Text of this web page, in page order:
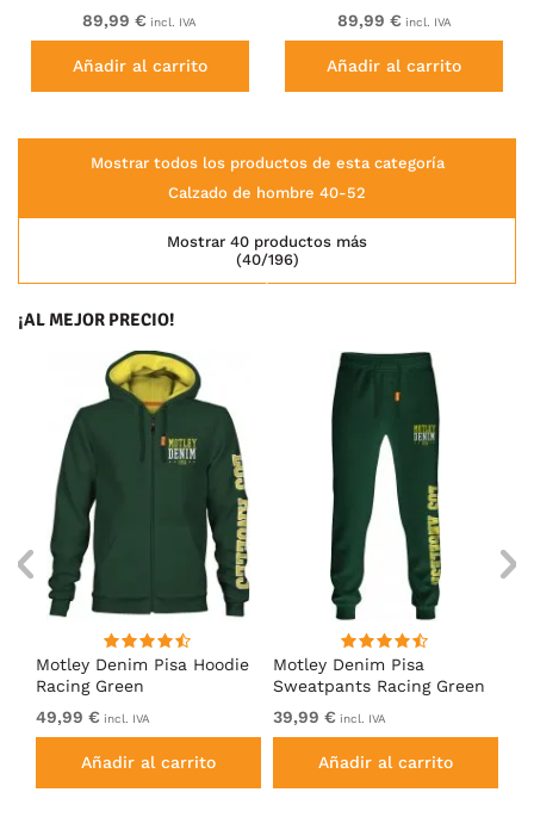
89,99 € incl. IVA
Añadir al carrito
89,99 € incl. IVA
Añadir al carrito
Mostrar todos los productos de esta categoría
Calzado de hombre 40-52
(40/196)
Mostrar 40 productos más
¡AL MEJOR PRECIO!
Motley Denim Pisa Hoodie
Racing Green
49,99 € incl. IVA
Añadir al carrito
Motley Denim Pisa
Sweatpants Racing Green
39,99 € incl. IVA
Añadir al carrito